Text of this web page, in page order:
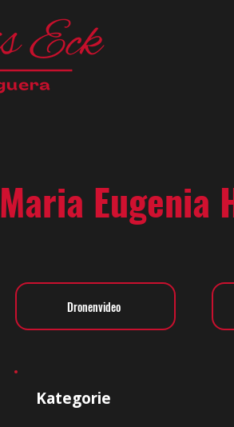
Maria Eugenia
Dronenvideo
Kategorie